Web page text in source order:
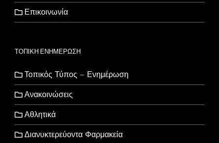
Επικοινωνία
ΤΟΠΙΚΗ ΕΝΗΜΕΡΩΣΗ
Τοπικός Τύπος – Ενημέρωση
Ανακοινώσεις
Αθλητικά
Διανυκτερεύοντα Φαρμακεία